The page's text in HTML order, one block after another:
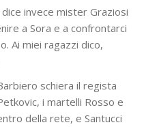
invece mister Graziosi
a Sora e a confrontarci
Ai miei ragazzi dico,
schiera il regista
i martelli Rosso e
della rete, e Santucci